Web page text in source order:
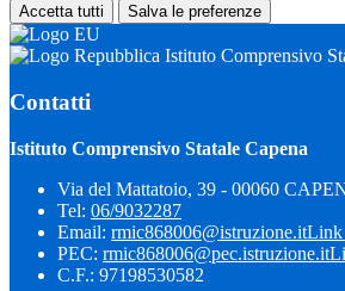
Accetta tutti Salva le preferenze
Istituto Comprensivo
Contatti
Istituto Comprensivo Statale Capena
Via del Mattatoio, 39 - 00060
Tel: 06/9032287
Email: rmic868006@istruzione.itLink
PEC: rmic868006@pec.istruzione.it
C.F.: 97198530582